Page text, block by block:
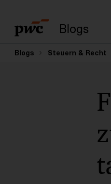
Blogs
Blogs Steuern & Recht